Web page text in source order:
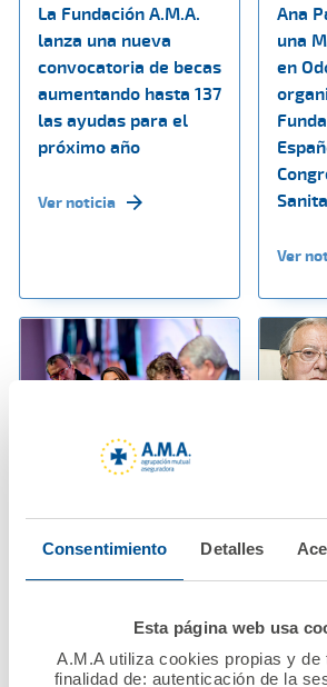
Consentimiento Detalles
Esta página web usa
A.M.A utiliza cookies propias y de
finalidad de: autenticación de la
La Fundación A.M.A.
lanza una nueva
convocatoria de becas
aumentando hasta 137
las ayudas para el
próximo año
Ver noticia
Ana
una
en
Ver
artificial, a debate en
la Mesa moderada
Directora General de
A.M.A. en el Congreso
por la